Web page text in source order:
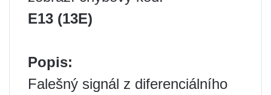
E13 (13E)
Popis:
Falešný signál z diferenciálního